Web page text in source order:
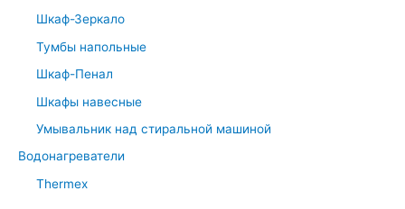
Шкаф-Зеркало
Тумбы напольные
Шкаф-Пенал
Шкафы навесные
Умывальник над стиральной машиной
Водонагреватели
Thermex